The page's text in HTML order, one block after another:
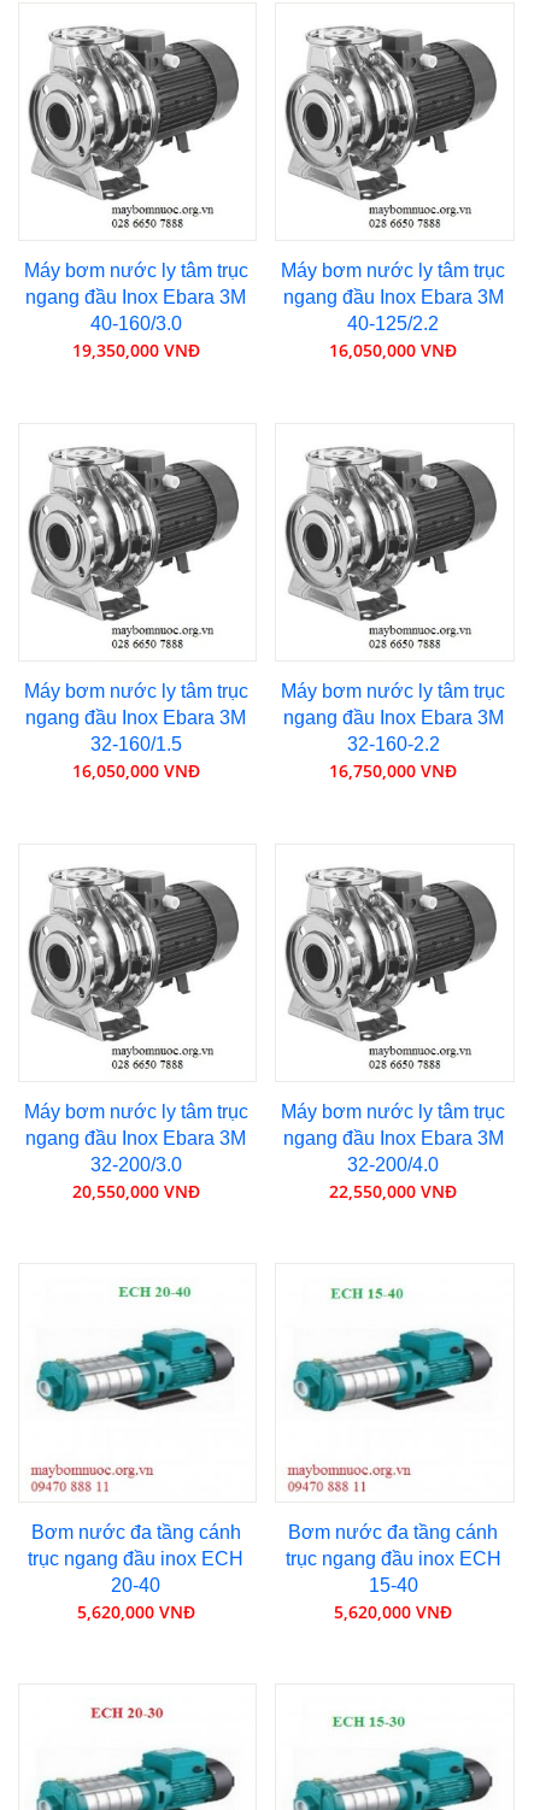
Máy bơm nước ly tâm trục
ngang đầu Inox Ebara 3M
40-160/3.0
19,350,000 VNĐ
Máy bơm nước ly tâm trục
ngang đầu Inox Ebara 3M
40-125/2.2
16,050,000 VNĐ
Máy bơm nước ly tâm trục
ngang đầu Inox Ebara 3M
32-160/1.5
16,050,000 VNĐ
Máy bơm nước ly tâm trục
ngang đầu Inox Ebara 3M
32-160-2.2
16,750,000 VNĐ
Máy bơm nước ly tâm trục
ngang đầu Inox Ebara 3M
32-200/3.0
20,550,000 VNĐ
Máy bơm nước ly tâm trục
ngang đầu Inox Ebara 3M
32-200/4.0
22,550,000 VNĐ
Bơm nước đa tầng cánh
trục ngang đầu inox ECH
20-40
5,620,000 VNĐ
Bơm nước đa tầng cánh
trục ngang đầu inox ECH
15-40
5,620,000 VNĐ